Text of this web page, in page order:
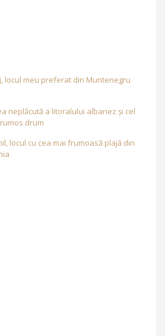
locul meu preferat din Muntenegru
neplăcută a litoralului albanez și cel
drum
locul cu cea mai frumoasă plajă din